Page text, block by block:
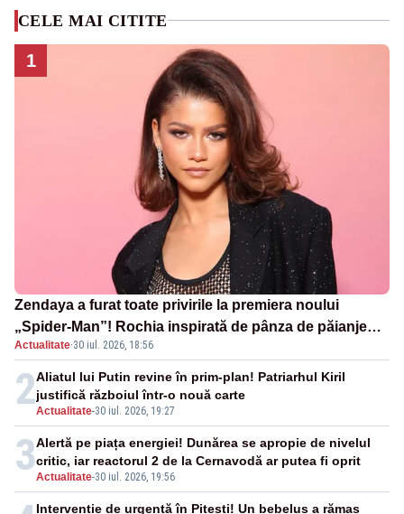
CELE MAI CITITE
1
Zendaya a furat toate privirile la premiera noului
„Spider-Man”! Rochia inspirată de pânza de păianjen a
făcut senzație
Actualitate·30 iul. 2026, 18:56
2Actualitate-30 iul. 2026, 19:27
Aliatul lui Putin revine în prim-plan! Patriarhul Kiril
justifică războiul într-o nouă carte
3Actualitate-30 iul. 2026, 19:56
Alertă pe piața energiei! Dunărea se apropie de nivelul
critic, iar reactorul 2 de la Cernavodă ar putea fi oprit
Intervenție de urgență în Pitești! Un bebeluș a rămas